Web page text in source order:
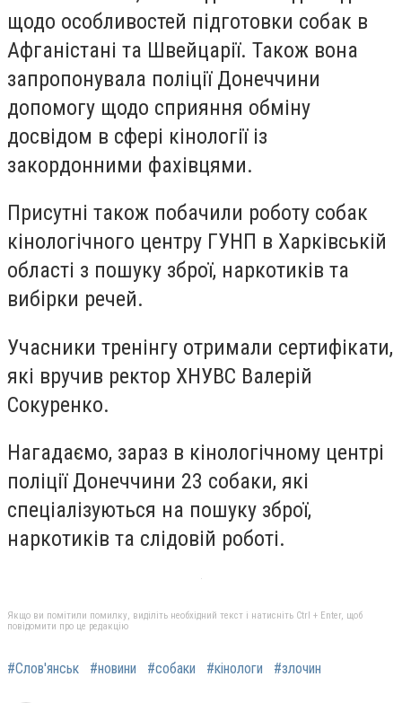
щодо особливостей підготовки собак в
Афганістані та Швейцарії. Також вона
запропонувала поліції Донеччини
допомогу щодо сприяння обміну
досвідом в сфері кінології із
закордонними фахівцями.
Присутні також побачили роботу собак
кінологічного центру ГУНП в Харківській
області з пошуку зброї, наркотиків та
вибірки речей.
Учасники тренінгу отримали сертифікати,
які вручив ректор ХНУВС Валерій
Сокуренко.
Нагадаємо, зараз в кінологічному центрі
поліції Донеччини 23 собаки, які
спеціалізуються на пошуку зброї,
наркотиків та слідовій роботі.
Якщо ви помітили помилку, виділіть необхідний текст і натисніть Ctrl + Enter, щоб
повідомити про це редакцію
#Слов'янськ #новини #собаки #кінологи #злочин